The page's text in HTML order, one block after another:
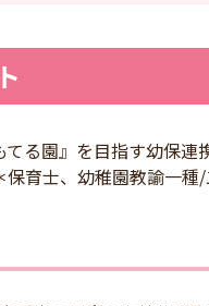
る園』を目指す幼保連
育士、幼稚園教諭一種